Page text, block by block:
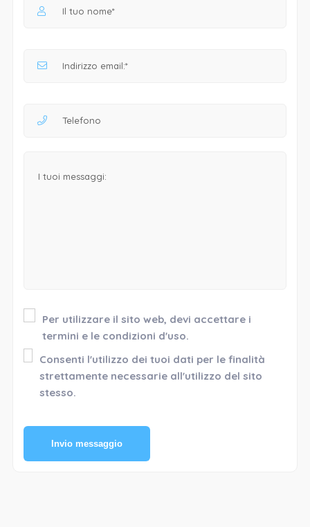
Per utilizzare il sito web, devi accettare i
termini e le condizioni d'uso.
Consenti l'utilizzo dei tuoi dati per le finalità
strettamente necessarie all'utilizzo del sito
stesso.
Invio messaggio